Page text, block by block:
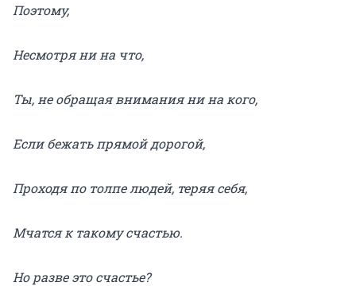
Поэтому,
Несмотря ни на что,
Ты, не обращая внимания ни на кого,
Если бежать прямой дорогой,
Проходя по толпе людей, теряя себя,
Мчатся к такому счастью.
Но разве это счастье?